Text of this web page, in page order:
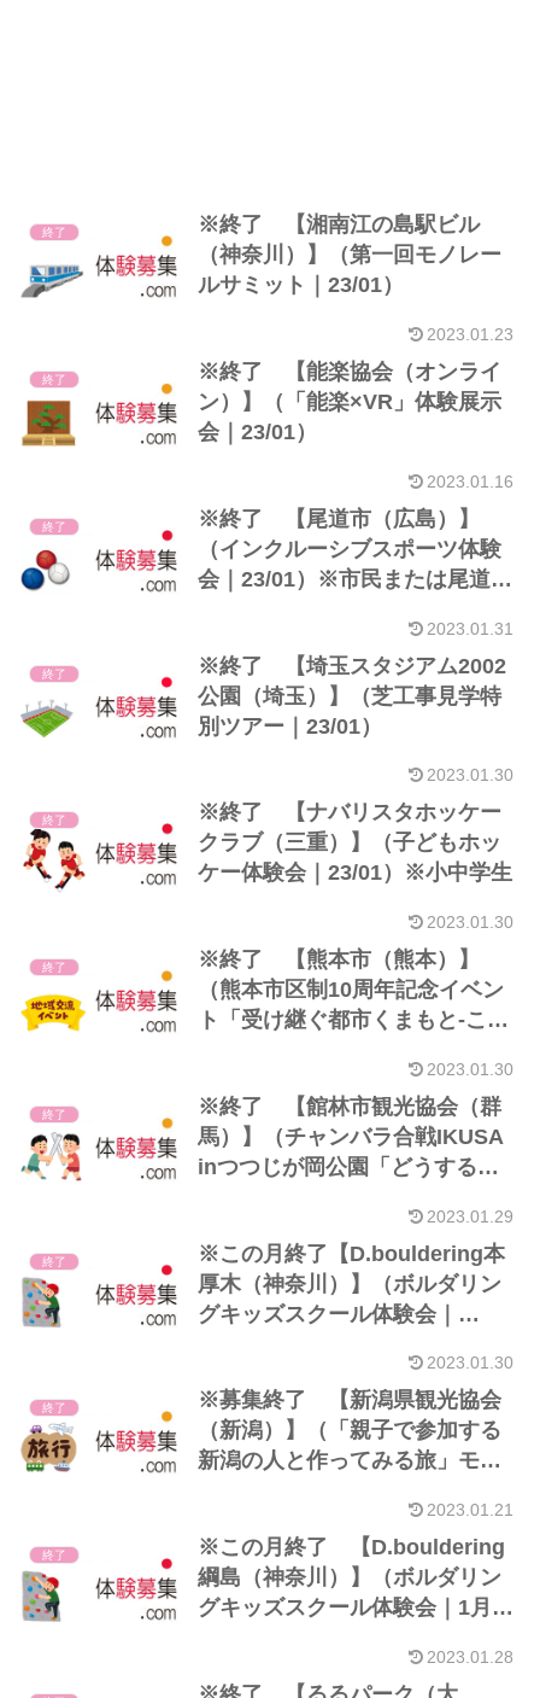
終了
※終了 【湘南江の島駅ビル
（神奈川）】（第一回モノレー
ルサミット｜23/01）
2023.01.23
終了
※終了 【能楽協会（オンライ
ン）】（「能楽×VR」体験展示
会｜23/01）
2023.01.16
終了
※終了 【尾道市（広島）】
（インクルーシブスポーツ体験
会｜23/01）※市民または尾道市
2023.01.31
終了
※終了 【埼玉スタジアム2002
公園（埼玉）】（芝工事見学特
別ツアー｜23/01）
2023.01.30
終了
※終了 【ナバリスタホッケー
クラブ（三重）】（子どもホッ
ケー体験会｜23/01）※小中学生
2023.01.30
終了
※終了 【熊本市（熊本）】
（熊本市区制10周年記念イベン
ト「受け継ぐ都市くまもと-これ
2023.01.30
終了
※終了 【館林市観光協会（群
馬）】（チャンバラ合戦IKUSA
inつつじが岡公園「どうする康
2023.01.29
終了
※この月終了【D.bouldering本
厚木（神奈川）】（ボルダリン
グキッズスクール体験会｜
2023.01.30
終了
※募集終了 【新潟県観光協会
（新潟）】（「親子で参加する
新潟の人と作ってみる旅」モニ
2023.01.21
終了
※この月終了 【D.bouldering
綱島（神奈川）】（ボルダリン
グキッズスクール体験会｜1月）
2023.01.28